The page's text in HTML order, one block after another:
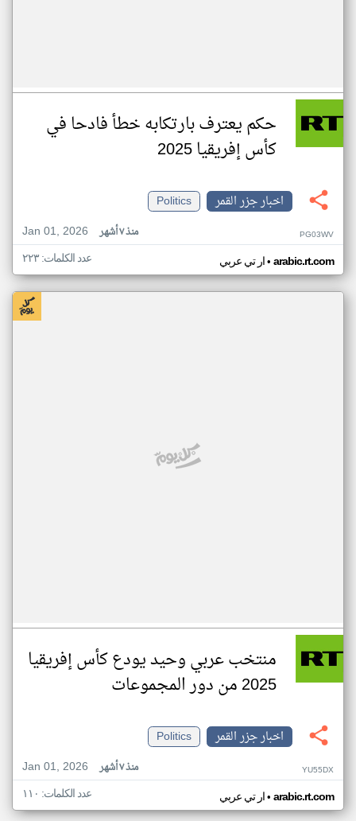
حكم يعترف بارتكابه خطأ فادحا في
كأس إفريقيا 2025
اخبار جزر القمر
Politics
Jan 01, 2026
منذ ٧ أشهر PG03WV
ار تي عربي• arabic.rt.com عدد الكلمات: ٢٢٣
منتخب عربي وحيد يودع كأس إفريقيا
2025 من دور المجموعات
اخبار جزر القمر
Politics
Jan 01, 2026
منذ ٧ أشهر YU55DX
ار تي عربي• arabic.rt.com عدد الكلمات: ١١٠